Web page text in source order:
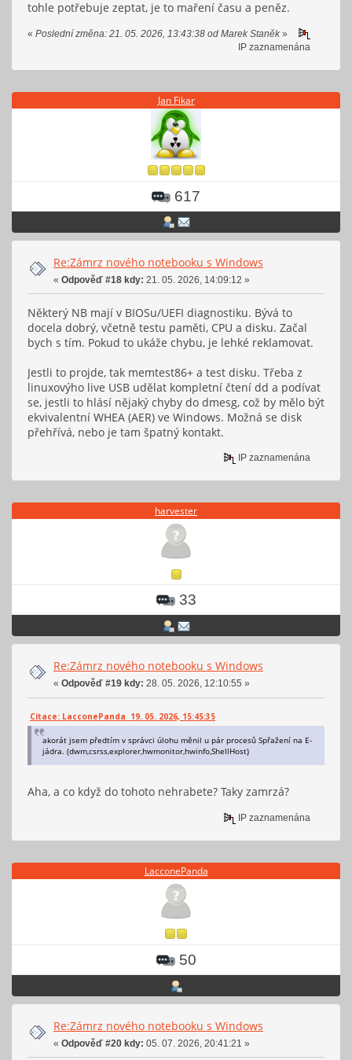
tohle potřebuje zeptat, je to maření času a peněz.
« Poslední změna: 21. 05. 2026, 13:43:38 od Marek Staněk »
IP zaznamenána
Jan Fikar
617
Re:Zámrz nového notebooku s Windows
« Odpověď #18 kdy: 21. 05. 2026, 14:09:12 »
Některý NB mají v BIOSu/UEFI diagnostiku. Bývá to
docela dobrý, včetně testu paměti, CPU a disku. Začal
bych s tím. Pokud to ukáže chybu, je lehké reklamovat.
Jestli to projde, tak memtest86+ a test disku. Třeba z
linuxovýho live USB udělat kompletní čtení dd a podívat
se, jestli to hlásí nějaký chyby do dmesg, což by mělo být
ekvivalentní WHEA (AER) ve Windows. Možná se disk
přehřívá, nebo je tam špatný kontakt.
IP zaznamenána
harvester
33
Re:Zámrz nového notebooku s Windows
« Odpověď #19 kdy: 28. 05. 2026, 12:10:55 »
Citace: LacconePanda 19. 05. 2026, 15:45:35
akorát jsem předtím v správci úlohu měnil u pár procesů Spřažení na E-
jádra. (dwm,csrss,explorer,hwmonitor,hwinfo,ShellHost)
Aha, a co když do tohoto nehrabete? Taky zamrzá?
IP zaznamenána
LacconePanda
50
Re:Zámrz nového notebooku s Windows
« Odpověď #20 kdy: 05. 07. 2026, 20:41:21 »